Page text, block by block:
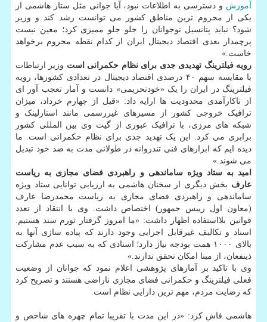
آموزش و دسترسی به اطلاعات نبود، آیا جوانی مثل ستار هاشمی از
یکی از محروم ترین مناطق کشور می توانست رشد کند و وزیر
شود؟ نباید پتانسیل نوجوانان را جلو جلو ممیزی کرد؛ معین نیست
پرچمدار بعدی اقتصاد دیجیتال ایران از کدام نقطه محروم برخواهد
خاست.»
رویه فیلترینگ تهدیدی جدی برای نظام حکمرانی است وزیر ارتباطات
با مقایسه سهم ۴۰ درصدی اقتصاد دیجیتال در تعدادی کشورها، رویه
فیلترینگ در ایران را یک «خودتحریمی» دانست و آمار تعجب آور ای
از ناکارآمدی محدودیت ها ارایه داد: «قبل از چهارم خرداد، میزان
ترافیک خروجی کشور از مسیرهای غیررسمی مانند استارلینک و
شبکه های مرزی، با ترافیک عبوری از گیت وی بین المللی کشور
برابری می کرد. این یک تهدید جدی برای نظام حکمرانی است. ما
دیده ایم که ابزارهای فنی تندروانه در طولانی مدت به ضد خود تبدیل
می شوند.»
امید به ستاد ویژه ساماندهی و راهبردی فضای مجازی به ریاست
عارف بخش دیگری از سخنان هاشمی به ارزیابی توانایی ستاد ویژه
ساماندهی و راهبردی فضای مجازی به ریاست محمدرضا عارف
(معاون اول رییس جمهور) اختصاص داشت. وی با انتقاد از تعدد
قوانین بلااستفاده اظهار داشت: «ما امروز گرفتار تورم سند هستیم.
اسناد و تکالیف غیرقابل اجرایی وجود دارند که پیاده سازی آنها به
بالای ۱۰۰۰ همت بودجه نیاز دارد؛ اسنادی که به سبب عدم مشارکت
ذینفعان، از مبنا امکان تحقق ندارند.»
وی با تاکید بر آمارهای پژوهشی اعلام نمود که جوانان از وضعیت
فعلی فیلترینگ و حکمرانی فضای مجازی ناراضی هستند و تصریح کرد
که رضایت مردم، مهم ترین دارایی نظام است.
هاشمی فاش کرد: «در این مدت با تقریبا تمام چهره های شاخص و